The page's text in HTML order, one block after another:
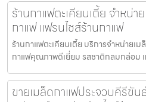
ร้านกาแฟตะเคียนเตี้ย จำหน่
กาแฟ แฟรนไชส์ร้านกาแฟ
ร้านกาแฟตะเคียนเตี้ย บริการจำหน่ายเ
กาแฟคุณภาพดีเยี่ยม รสชาติกลมกล่อม
ขายเมล็ดกาแฟประจวบคีรีขัน